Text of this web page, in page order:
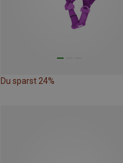
Du sparst 24%